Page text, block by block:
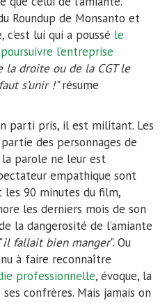
Roundup de Monsanto et
lui qui a poussé le
l’entreprise
la droite ou de la CGT le
s’unir !"résume
parti pris, il est militant. Les
des personnages de
parole ne leur est
empathique sont
90 minutes du film,
les derniers mois de son
la dangerosité de l’amiante
il fallait bien manger". Ou
à faire reconnaître
professionnelle, évoque, la
confrères. Mais jamais on